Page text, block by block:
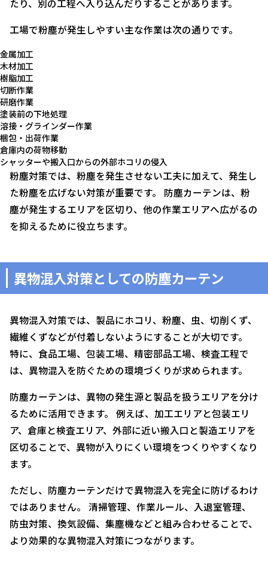
たり、別の工程へ入り込んだりすることがあります。
工場で粉塵が発生しやすい主な作業は次の通りです。
金属加工
木材加工
樹脂加工
切断作業
研磨作業
塗装前の下地処理
溶接・グラインダー作業
梱包・出荷作業
倉庫内の荷物移動
シャッターや搬入口からの外部ホコリの侵入
粉塵対策では、粉塵を発生させない工夫に加えて、発生し
た粉塵を広げない対策が重要です。 防塵カーテンは、粉
塵が発生するエリアを区切り、他の作業エリアへ広がるの
を抑えるために役立ちます。
異物混入対策としての防塵カーテン
異物混入対策では、製品にホコリ、粉塵、虫、切削くず、
繊維くずなどが付着しないようにすることが大切です。
特に、食品工場、包装工場、精密部品工場、検査工程で
は、異物混入を防ぐための環境づくりが求められます。
防塵カーテンは、異物の発生源と製品を扱うエリアを分け
るために活用できます。 例えば、加工エリアと包装エリ
ア、倉庫と検査エリア、外部に近い搬入口と製造エリアを
区切ることで、異物が入りにくい環境をつくりやすくなり
ます。
ただし、防塵カーテンだけで異物混入を完全に防げるわけ
ではありません。 清掃管理、作業ルール、入退室管理、
防虫対策、換気設備、集塵機などと組み合わせることで、
より効果的な異物混入対策につながります。